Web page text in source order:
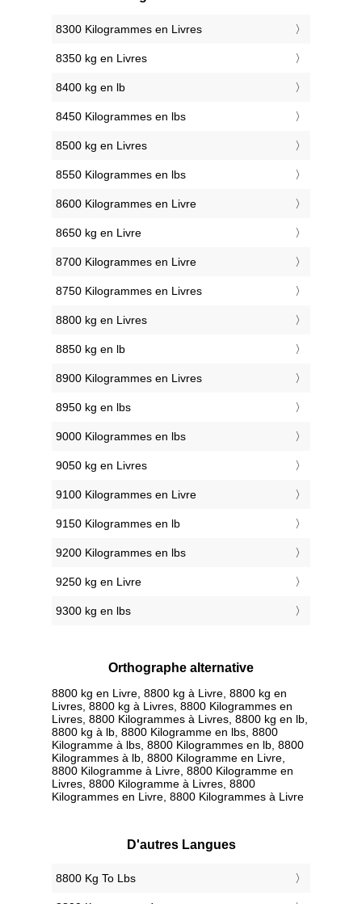
8300 Kilogrammes en Livres
8350 kg en Livres
8400 kg en lb
8450 Kilogrammes en lbs
8500 kg en Livres
8550 Kilogrammes en lbs
8600 Kilogrammes en Livre
8650 kg en Livre
8700 Kilogrammes en Livre
8750 Kilogrammes en Livres
8800 kg en Livres
8850 kg en lb
8900 Kilogrammes en Livres
8950 kg en lbs
9000 Kilogrammes en lbs
9050 kg en Livres
9100 Kilogrammes en Livre
9150 Kilogrammes en lb
9200 Kilogrammes en lbs
9250 kg en Livre
9300 kg en lbs
Orthographe alternative
8800 kg en Livre, 8800 kg à Livre, 8800 kg en
Livres, 8800 kg à Livres, 8800 Kilogrammes en
Livres, 8800 Kilogrammes à Livres, 8800 kg en lb,
8800 kg à lb, 8800 Kilogramme en lbs, 8800
Kilogramme à lbs, 8800 Kilogrammes en lb, 8800
Kilogrammes à lb, 8800 Kilogramme en Livre,
8800 Kilogramme à Livre, 8800 Kilogramme en
Livres, 8800 Kilogramme à Livres, 8800
Kilogrammes en Livre, 8800 Kilogrammes à Livre
D'autres Langues
‎8800 Kg To Lbs